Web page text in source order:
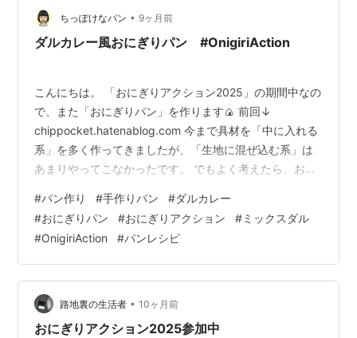
ちっぽけなパン • 9ヶ月前
ダルカレー風おにぎりパン #OnigiriAction
こんにちは。 「おにぎりアクション2025」の期間中なの
で、また「おにぎりパン」を作ります🍙 前回↓
chippocket.hatenablog.com 今まで具材を「中に入れる
系」を多く作ってきましたが、「生地に混ぜ込む系」は
あまりやってこなかったです。 でもよく考えたら、おに
みが多いのです。 家でパン作っているのだから、今回は
混ぜ込みでやってみよう♪ 前に母が「ミックスダル」を買
っていました。 家ではお米と一緒に炊いたり🍚、カレー
に入れてたりしています🍛 ダルとは、インド料理でよく
使われる豆類のことです🫘 インドと言えば、カレー🍛 ダ
ルカレ…
#パン作り #手作りパン #ダルカレー
#おにぎりパン #おにぎりアクション #ミックスダル
#OnigiriAction #パンレシピ
路地裏の生活者 • 10ヶ月前
おにぎりアクション2025参加中